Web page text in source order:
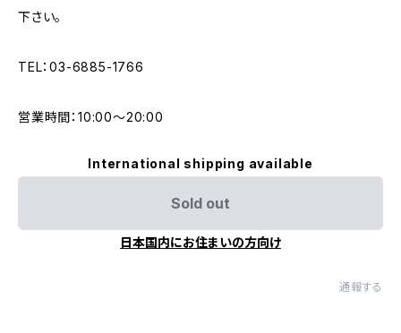
下さい。
TEL：03-6885-1766
営業時間：10:00〜20:00
International shipping available
Sold out
日本国内にお住まいの方向け
通報する